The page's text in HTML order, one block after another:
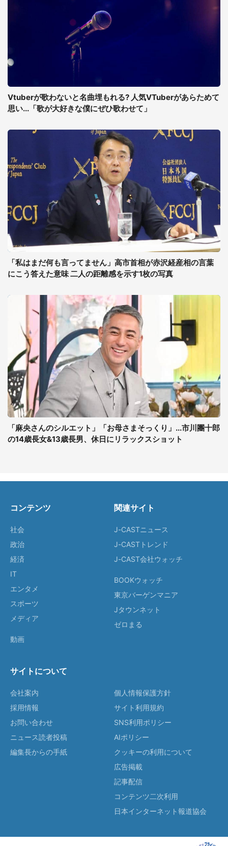
Vtuberが歌わないと名曲埋もれる? 人気VTuberがあらためて
思い...「歌が大好きな僕にぜひ歌わせて」
「私はまだ何も言ってません」高市首相が赤沢経産相の言葉
にこう答えた意味 二人の距離感を示す1枚の写真
「麻央さんのシルエット」「お母さまそっくり」...市川團十郎
の14歳長女&13歳長男、休日にリラックスショット
コンテンツ
社会
政治
経済
IT
エンタメ
スポーツ
メディア
動画
関連サイト
J-CASTニュース
J-CASTトレンド
J-CAST会社ウォッチ
BOOKウォッチ
東京バーゲンマニア
Jタウンネット
ゼロまる
サイトについて
会社案内
採用情報
お問い合わせ
ニュース読者投稿
編集長からの手紙
個人情報保護方針
サイト利用規約
SNS利用ポリシー
AIポリシー
クッキーの利用について
広告掲載
記事配信
コンテンツ二次利用
日本インターネット報道協会